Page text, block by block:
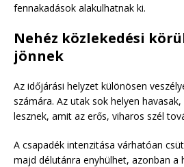
fennakadások alakulhatnak ki.
Nehéz közlekedési
jönnek
Az időjárási helyzet különösen
számára. Az utak sok helyen
lesznek, amit az erős, viharos szél
A csapadék intenzitása várhatóan
majd délutánra enyhülhet, azonban a